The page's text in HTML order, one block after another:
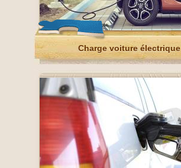
Charge voiture électrique